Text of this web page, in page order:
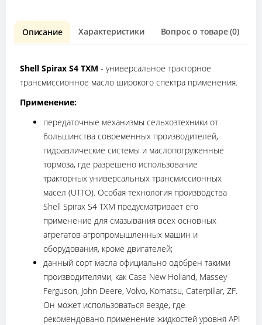
Описание Характеристики Вопрос о товаре (0)
Shell Spirax S4 TXM - универсальное тракторное
трансмиссионное масло широкого спектра применения.
Применение:
передаточные механизмы сельхозтехники от
большинства современных производителей,
гидравлические системы и маслопогруженные
тормоза, где разрешено использование
тракторных универсальных трансмиссионных
масел (UTTO). Особая технология производства
Shell Spirax S4 TXM предусматривает его
применение для смазывания всех основных
агрегатов агропромышленных машин и
оборудования, кроме двигателей;
данный сорт масла официально одобрен такими
производителями, как Case New Holland, Massey
Ferguson, John Deere, Volvo, Komatsu, Caterpillar, ZF.
Он может использоваться везде, где
рекомендовано применение жидкостей уровня API